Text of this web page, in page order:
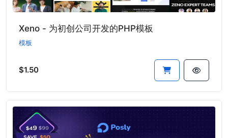
Xeno - 为初创公司开发的PHP模板
模板
$1.50